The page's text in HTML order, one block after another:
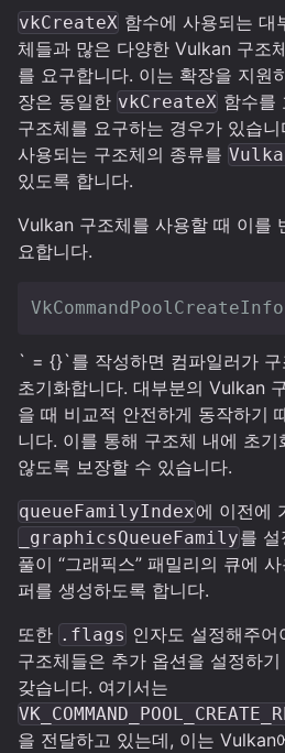
vkCreateX 함수에 사용되는
체들과 많은 다양한 Vulkan 구조
를 요구합니다. 이는 확장을 지원
장은 동일한 vkCreateX 함수를
구조체를 요구하는 경우가 있습니
사용되는 구조체의 종류를
있도록 합니다.
Vulkan 구조체를 사용할 때 이를
요합니다.
VkCommandPoolCreateInfo
` = {}`를 작성하면 컴파일러가
초기화합니다. 대부분의 Vulkan
을 때 비교적 안전하게 동작하기
니다. 이를 통해 구조체 내에 초
않도록 보장할 수 있습니다.
queueFamilyIndex에 이전에
_graphicsQueueFamily를
풀이 “그래픽스” 패밀리의 큐에
퍼를 생성하도록 합니다.
또한 .flags 인자도 설정해주
구조체들은 추가 옵션을 설정하기
갖습니다. 여기서는
을 전달하고 있는데, 이는 Vulkan